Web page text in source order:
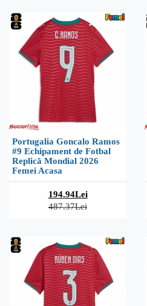
Portugalia Goncalo Ramos
#9 Echipament de Fotbal
Replică Mondial 2026
Femei Acasa
194.94Lei
487.37Lei